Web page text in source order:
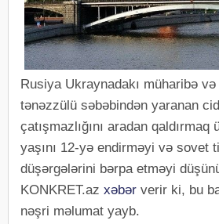
Rusiya Ukraynadakı müharibə
tənəzzülü səbəbindən yaranan
çatışmazlığını aradan qaldırmaq
yaşını 12-yə endirməyi və sovet
düşərgələrini bərpa etməyi
KONKRET.az xəbər verir ki, bu
nəşri məlumat yayb.